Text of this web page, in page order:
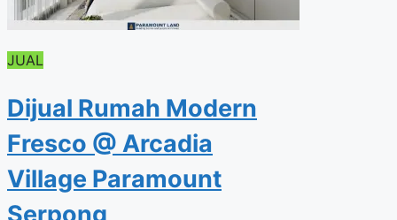
JUAL
Dijual Rumah Modern
Fresco @ Arcadia
Village Paramount
Serpong